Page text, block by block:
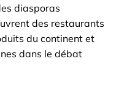
diasporas
des restaurants
du continent et
dans le débat